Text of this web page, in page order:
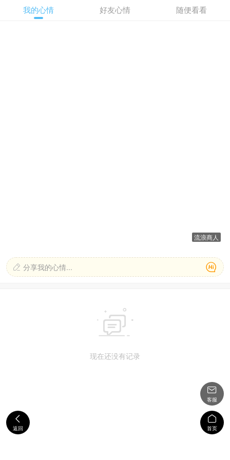
我的心情 好友心情 随便看看
流浪商人

 分享我的心情...

现在还没有记录

返回

客服

首页